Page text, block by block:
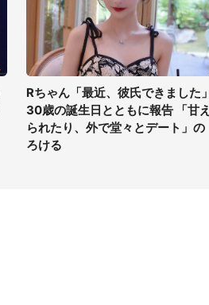
Rちゃん「最近、彼氏できました」
30歳の誕生日とともに報告 「甘え
られたり、外で堂々とデート」の
ろける